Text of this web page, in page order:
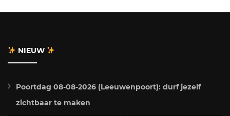
NIEUW
Poortdag 08-08-2026 (Leeuwenpoort): durf jezelf
zichtbaar te maken